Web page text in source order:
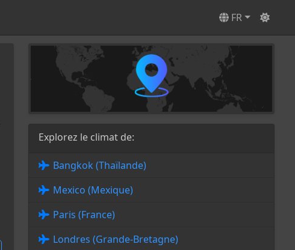
FR
Explorez le climat de:
Bangkok (Thaïlande)
Mexico (Mexique)
Paris (France)
Londres (Grande-Bretagne)